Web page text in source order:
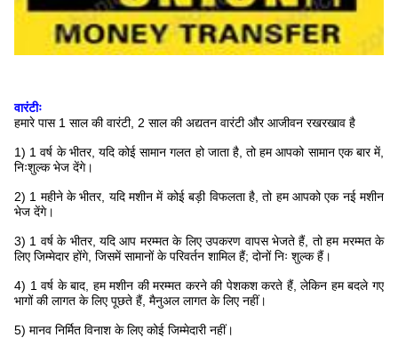
वारंटीः
हमारे पास 1 साल की वारंटी, 2 साल की अद्यतन वारंटी और आजीवन रखरखाव है
1) 1 वर्ष के भीतर, यदि कोई सामान गलत हो जाता है, तो हम आपको सामान एक बार में,
निःशुल्क भेज देंगे।
2) 1 महीने के भीतर, यदि मशीन में कोई बड़ी विफलता है, तो हम आपको एक नई मशीन
भेज देंगे।
3) 1 वर्ष के भीतर, यदि आप मरम्मत के लिए उपकरण वापस भेजते हैं, तो हम मरम्मत के
लिए जिम्मेदार होंगे, जिसमें सामानों के परिवर्तन शामिल हैं; दोनों निः शुल्क हैं।
4) 1 वर्ष के बाद, हम मशीन की मरम्मत करने की पेशकश करते हैं, लेकिन हम बदले गए
भागों की लागत के लिए पूछते हैं, मैनुअल लागत के लिए नहीं।
5) मानव निर्मित विनाश के लिए कोई जिम्मेदारी नहीं।